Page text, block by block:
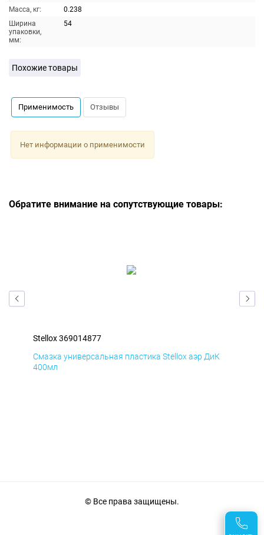
Масса, кг:
0.238
Ширина
упаковки,
мм:
54
Похожие товары
Применимость Отзывы
Нет информации о применимости
Обратите внимание на сопутствующие товары:
Stellox 369014877
Смазка универсальная пластика Stellox аэр ДиК
400мл
© Все права защищены.